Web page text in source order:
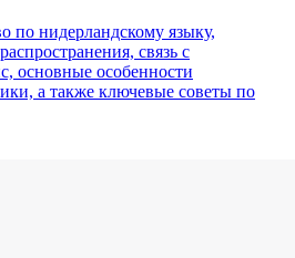
по нидерландскому языку,
связь с
основные особенности
а также ключевые советы по